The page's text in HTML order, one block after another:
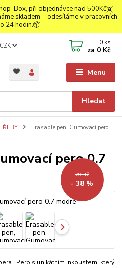
Box, při objednávce nad 500Kč a
skladem – odesíláme v pracovních
24 hodin.📦
Menu
CZK
Hledat
0 ks
za 0 Kč
Erasable pen, Gumovací pero
pero 0.7
79 Kč
- 38 %
Pero s unikátním inkoustem, který